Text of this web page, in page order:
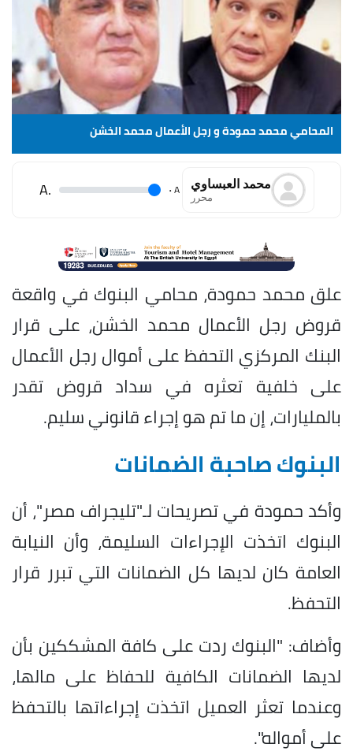
المحامي محمد حمودة و رجل الأعمال محمد الخشن
محمد العبساوي
محرر A
.
.A
علق محمد حمودة، محامي البنوك في واقعة
قروض رجل الأعمال محمد الخشن، على قرار
البنك المركزي التحفظ على أموال رجل الأعمال
على خلفية تعثره في سداد قروض تقدر
بالمليارات، إن ما تم هو إجراء قانوني سليم.
البنوك صاحبة الضمانات
وأكد حمودة في تصريحات لـ"تليجراف مصر"، أن
البنوك اتخذت الإجراءات السليمة، وأن النيابة
العامة كان لديها كل الضمانات التي تبرر قرار
التحفظ.
وأضاف: "البنوك ردت على كافة المشككين بأن
لديها الضمانات الكافية للحفاظ على مالها،
وعندما تعثر العميل اتخذت إجراءاتها بالتحفظ
على أمواله".